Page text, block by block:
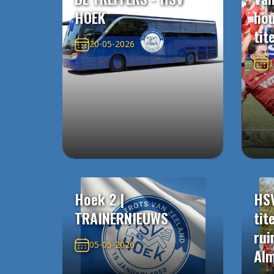
HOEK
20-05-2026
Hoek 2 |
TRAINERNIEUWS
05-05-2026